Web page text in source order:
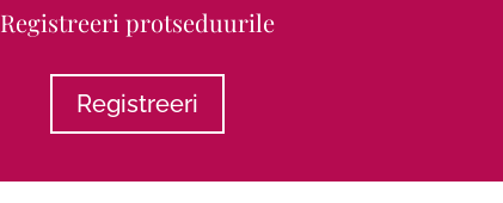
Registreeri protseduurile
Registreeri